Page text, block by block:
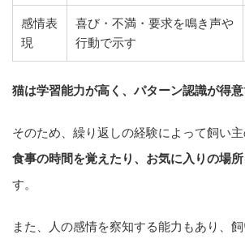
感情表
現
喜び・不満・要求を鳴き声や
行動で示す
猫は学習能力が高く、パターン認識が得意
そのため、繰り返しの経験によって飼い主
食事の時間を覚えたり、お気に入りの場
す。
また、人の感情を察知する能力もあり、